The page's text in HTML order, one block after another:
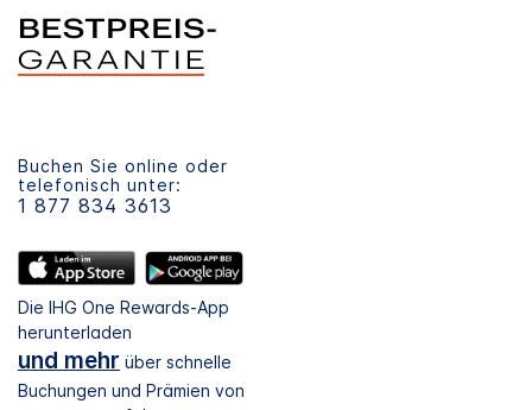
Buchen Sie online oder
telefonisch unter:
1 877 834 3613
Die IHG One Rewards-App
herunterladen
und mehr über schnelle
Buchungen und Prämien von